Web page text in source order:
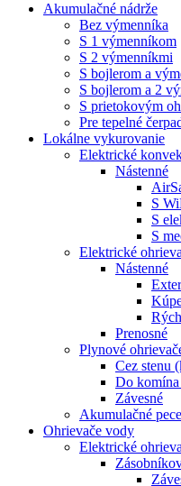
Akumulačné nádrže
Bez výmenníka
S 1 výmenníkom
S 2 výmenníkmi
S bojlerom a
S bojlerom a 2
S prietokovým
Pre tepelné
Lokálne vykurovanie
Elektrické
Nástenné
S
S
S
Elektrické
Nástenné
Prenosné
Plynové
Cez stenu
Do
Závesné
Akumulačné pece
Ohrievače vody
Elektrické